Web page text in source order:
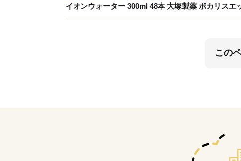
イオンウォーター 300ml 48本 大塚製薬 ポカリス
この